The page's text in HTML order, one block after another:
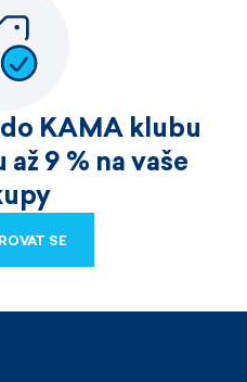
KAMA klubu
9 % na vaše
SE